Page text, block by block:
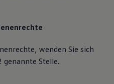
wenden Sie sich
Stelle.